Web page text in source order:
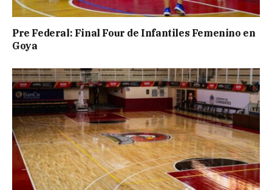
Pre Federal: Final Four de Infantiles Femenino en
Goya